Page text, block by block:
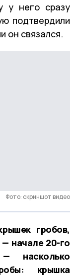
у него сразу
подтвердили
он связался.
Фото: скриншот видео
гробов,
— начале 20-го
насколько
крышка